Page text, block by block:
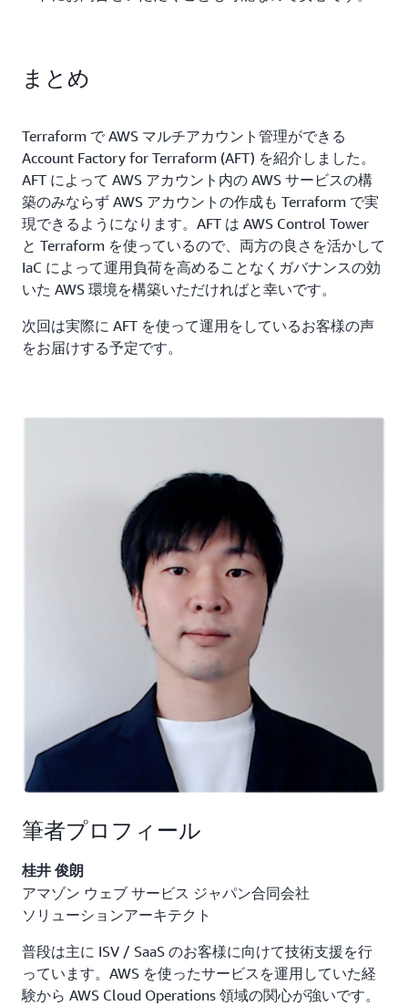
まとめ
Terraform で AWS マルチアカウント管理ができる
Account Factory for Terraform (AFT) を紹介しました。
AFT によって AWS アカウント内の AWS サービスの構
築のみならず AWS アカウントの作成も Terraform で実
現できるようになります。AFT は AWS Control Tower
と Terraform を使っているので、両方の良さを活かして
IaC によって運用負荷を高めることなくガバナンスの効
いた AWS 環境を構築いただければと幸いです。
次回は実際に AFT を使って運用をしているお客様の声
をお届けする予定です。
筆者プロフィール
桂井 俊朗
アマゾン ウェブ サービス ジャパン合同会社
ソリューションアーキテクト
普段は主に ISV / SaaS のお客様に向けて技術支援を行
っています。AWS を使ったサービスを運用していた経
験から AWS Cloud Operations 領域の関心が強いです。